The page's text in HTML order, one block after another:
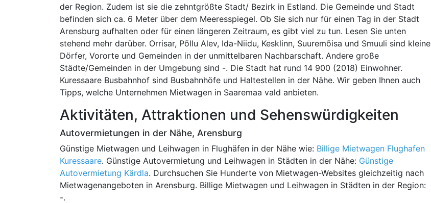
der Region. Zudem ist sie die zehntgrößte Stadt/ Bezirk in Estland. Die Gemeinde und Stadt
befinden sich ca. 6 Meter über dem Meeresspiegel. Ob Sie sich nur für einen Tag in der Stadt
Arensburg aufhalten oder für einen längeren Zeitraum, es gibt viel zu tun. Lesen Sie unten
stehend mehr darüber. Orrisar, Põllu Alev, Ida-Niidu, Kesklinn, Suuremõisa und Smuuli sind kleine
Dörfer, Vororte und Gemeinden in der unmittelbaren Nachbarschaft. Andere große
Städte/Gemeinden in der Umgebung sind -. Die Stadt hat rund 14 900 (2018) Einwohner.
Kuressaare Busbahnhof sind Busbahnhöfe und Haltestellen in der Nähe. Wir geben Ihnen auch
Tipps, welche Unternehmen Mietwagen in Saaremaa vald anbieten.
Aktivitäten, Attraktionen und Sehenswürdigkeiten
Autovermietungen in der Nähe, Arensburg
Günstige Mietwagen und Leihwagen in Flughäfen in der Nähe wie: Billige Mietwagen Flughafen
Kuressaare. Günstige Autovermietung und Leihwagen in Städten in der Nähe: Günstige
Autovermietung Kärdla. Durchsuchen Sie Hunderte von Mietwagen-Websites gleichzeitig nach
Mietwagenangeboten in Arensburg. Billige Mietwagen und Leihwagen in Städten in der Region:
-.